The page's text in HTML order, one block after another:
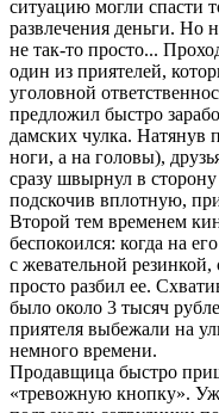
ситуацию могли спасти
развлечения деньги. Но
не так-то просто...
один из приятелей,
уголовной
предложил быстро
дамских чулка. Натянув
ноги, а на головы),
сразу швырнул в
подскочив вплотную,
Второй тем временем
беспокоился: когда на
с жевательной
просто разбил ее.
было около 3 тысяч
приятеля выбежали на
немного времени.
Продавщица быстро
«тревожную кнопку».